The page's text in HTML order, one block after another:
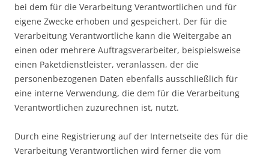
bei dem für die Verarbeitung Verantwortlichen und für
eigene Zwecke erhoben und gespeichert. Der für die
Verarbeitung Verantwortliche kann die Weitergabe an
einen oder mehrere Auftragsverarbeiter, beispielsweise
einen Paketdienstleister, veranlassen, der die
personenbezogenen Daten ebenfalls ausschließlich für
eine interne Verwendung, die dem für die Verarbeitung
Verantwortlichen zuzurechnen ist, nutzt.
Durch eine Registrierung auf der Internetseite des für die
Verarbeitung Verantwortlichen wird ferner die vom